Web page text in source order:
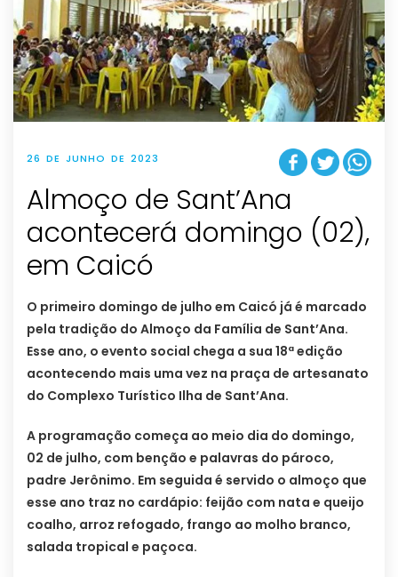
26 DE JUNHO DE 2023
Almoço de Sant’Ana
acontecerá domingo (02),
em Caicó
O primeiro domingo de julho em Caicó já é marcado
pela tradição do Almoço da Família de Sant’Ana.
Esse ano, o evento social chega a sua 18ª edição
acontecendo mais uma vez na praça de artesanato
do Complexo Turístico Ilha de Sant’Ana.
A programação começa ao meio dia do domingo,
02 de julho, com benção e palavras do pároco,
padre Jerônimo. Em seguida é servido o almoço que
esse ano traz no cardápio: feijão com nata e queijo
coalho, arroz refogado, frango ao molho branco,
salada tropical e paçoca.